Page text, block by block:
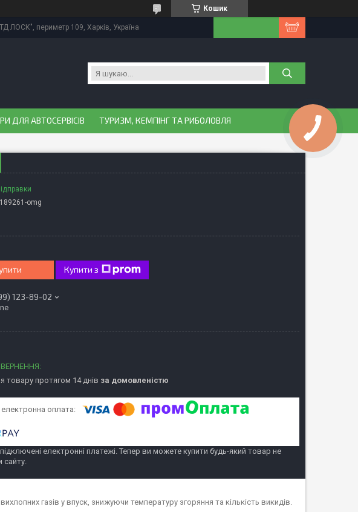
Кошик
ЛОСК", периметр 109, Харків, Україна
ДЛЯ АВТОСЕРВІСІВ ТУРИЗМ, КЕМПІНГ ТА РИБОЛОВЛЯ
omg
Купити з
123-89-02
товару протягом 14 днів за домовленістю
підключені електронні платежі. Тепер ви можете купити будь-який товар не
газів у впуск, знижуючи температуру згоряння та кількість викидів.